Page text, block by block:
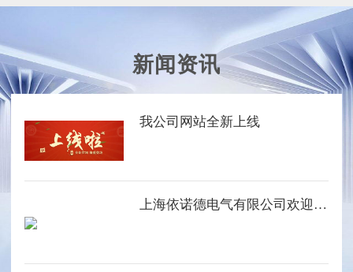
新闻资讯
我公司网站全新上线
上海依诺德电气有限公司欢迎您的光临